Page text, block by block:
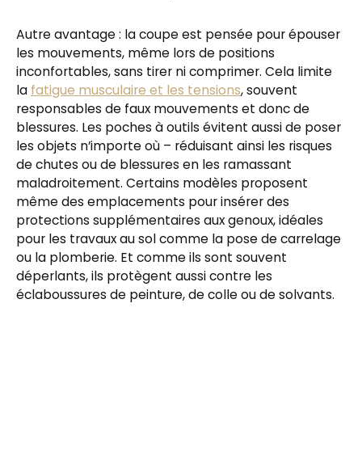
Autre avantage : la coupe est pensée pour épouser
les mouvements, même lors de positions
inconfortables, sans tirer ni comprimer. Cela limite
la fatigue musculaire et les tensions, souvent
responsables de faux mouvements et donc de
blessures. Les poches à outils évitent aussi de poser
les objets n’importe où – réduisant ainsi les risques
de chutes ou de blessures en les ramassant
maladroitement. Certains modèles proposent
même des emplacements pour insérer des
protections supplémentaires aux genoux, idéales
pour les travaux au sol comme la pose de carrelage
ou la plomberie. Et comme ils sont souvent
déperlants, ils protègent aussi contre les
éclaboussures de peinture, de colle ou de solvants.